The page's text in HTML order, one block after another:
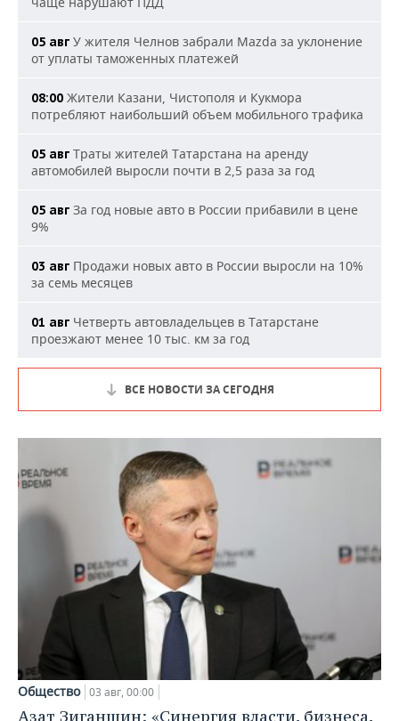
05 авг У жителя Челнов забрали Mazda за уклонение
от уплаты таможенных платежей
08:00 Жители Казани, Чистополя и Кукмора
потребляют наибольший объем мобильного трафика
05 авг Траты жителей Татарстана на аренду
автомобилей выросли почти в 2,5 раза за год
05 авг За год новые авто в России прибавили в цене
9%
03 авг Продажи новых авто в России выросли на 10%
за семь месяцев
01 авг Четверть автовладельцев в Татарстане
проезжают менее 10 тыс. км за год
ВСЕ НОВОСТИ ЗА СЕГОДНЯ
Общество 03 авг, 00:00
Азат Зиганшин: «Синергия власти, бизнеса,